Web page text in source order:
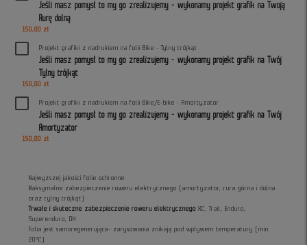
Jeśli masz pomysł to my go zrealizujemy - wykonamy projekt grafik na Twoją
Rurę dolną
150,00 zł
Projekt grafiki z nadrukiem na folii Bike - Tylny trójkąt
Jeśli masz pomysł to my go zrealizujemy - wykonamy projekt grafik na Twój
Tylny trójkąt
150,00 zł
Projekt grafiki z nadrukiem na folii Bike/E-bike - Amortyzator
Jeśli masz pomysł to my go zrealizujemy - wykonamy projekt grafik na Twój
Amortyzator
150,00 zł
Najwyższej jakości folie ochronne
Maksymalne zabezpieczenie roweru elektrycznego (amortyzator, rura górna i dolna
oraz tylny trójkąt)
Trwałe i skuteczne zabezpieczenie roweru elektrycznegoXC, Trail, Enduro,
Superenduro, DH
Folia jest samoregenerująca- zarysowania znikają pod wpływem temperatury (min.
20°C)